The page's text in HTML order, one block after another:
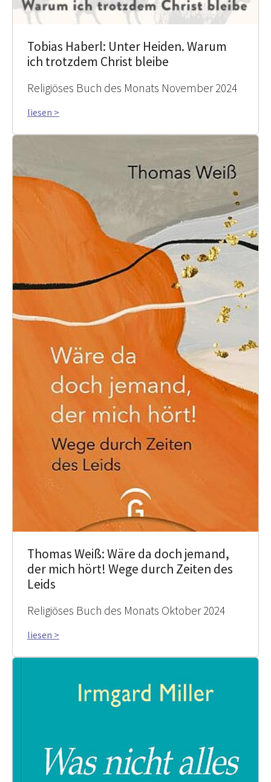
Tobias Haberl: Unter Heiden. Warum
ich trotzdem Christ bleibe
Religiöses Buch des Monats November 2024
liesen >
Thomas Weiß: Wäre da doch jemand,
der mich hört! Wege durch Zeiten des
Leids
Religiöses Buch des Monats Oktober 2024
liesen >